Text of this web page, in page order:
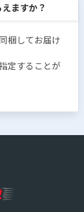
ますか？
梱してお届け
定することが